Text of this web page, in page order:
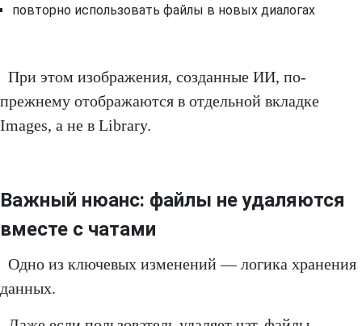
повторно использовать файлы в новых диалогах
При этом изображения, созданные ИИ, по-
прежнему отображаются в отдельной вкладке
Images, а не в Library.
Важный нюанс: файлы не удаляются
вместе с чатами
Одно из ключевых изменений — логика хранения
данных.